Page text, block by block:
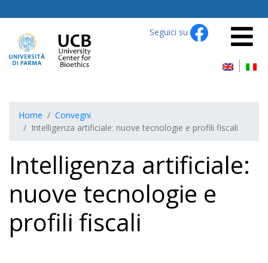
Seguici su
Home
Convegni
Intelligenza artificiale: nuove tecnologie e profili fiscali
Intelligenza artificiale:
nuove tecnologie e
profili fiscali